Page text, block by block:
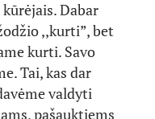
Dabar
,,kurti”, bet
kurti. Savo
Tai, kas dar
valdyti
pašauktiems